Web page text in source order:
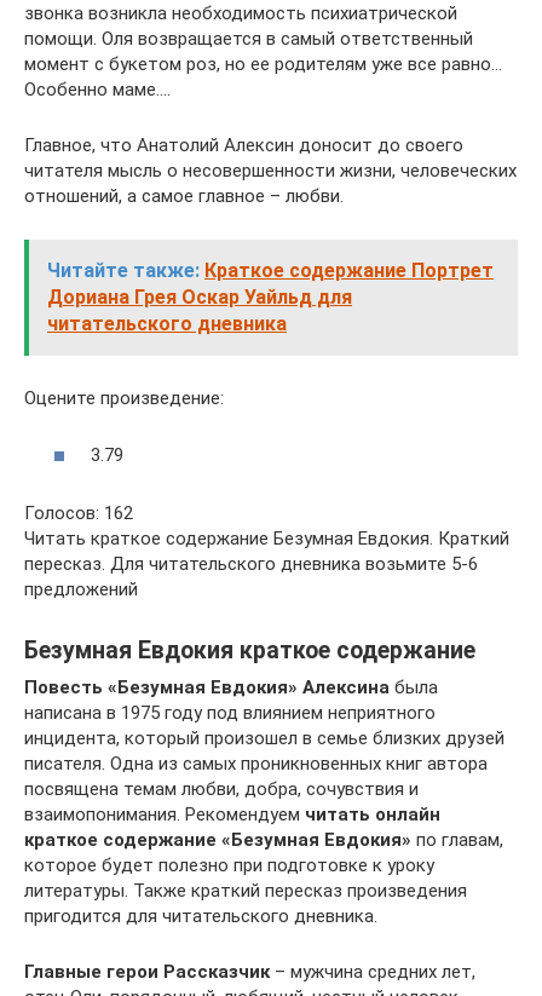
звонка возникла необходимость психиатрической
помощи. Оля возвращается в самый ответственный
момент с букетом роз, но ее родителям уже все равно…
Особенно маме….
Главное, что Анатолий Алексин доносит до своего
читателя мысль о несовершенности жизни, человеческих
отношений, а самое главное – любви.
Читайте также: Краткое содержание Портрет
Дориана Грея Оскар Уайльд для
читательского дневника
Оцените произведение:
3.79
Голосов: 162
Читать краткое содержание Безумная Евдокия. Краткий
пересказ. Для читательского дневника возьмите 5-6
предложений
Безумная Евдокия краткое содержание
Повесть «Безумная Евдокия» Алексина была
написана в 1975 году под влиянием неприятного
инцидента, который произошел в семье близких друзей
писателя. Одна из самых проникновенных книг автора
посвящена темам любви, добра, сочувствия и
взаимопонимания. Рекомендуем читать онлайн
краткое содержание «Безумная Евдокия» по главам,
которое будет полезно при подготовке к уроку
литературы. Также краткий пересказ произведения
пригодится для читательского дневника.
Главные герои Рассказчик – мужчина средних лет,